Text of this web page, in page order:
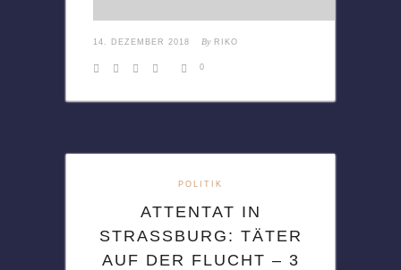
14. DEZEMBER 2018 By RIKO
0
POLITIK
ATTENTAT IN
STRASSBURG: TÄTER A
UF DER FLUCHT – 3 M